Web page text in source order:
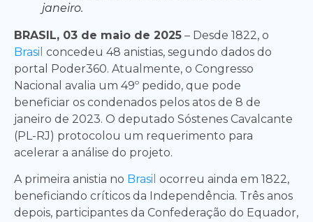
janeiro.
BRASIL, 03 de maio de 2025 – Desde 1822, o
Brasil concedeu 48 anistias, segundo dados do
portal Poder360. Atualmente, o Congresso
Nacional avalia um 49º pedido, que pode
beneficiar os condenados pelos atos de 8 de
janeiro de 2023. O deputado Sóstenes Cavalcante
(PL-RJ) protocolou um requerimento para
acelerar a análise do projeto.
A primeira anistia no Brasil ocorreu ainda em 1822,
beneficiando críticos da Independência. Três anos
depois, participantes da Confederação do Equador,